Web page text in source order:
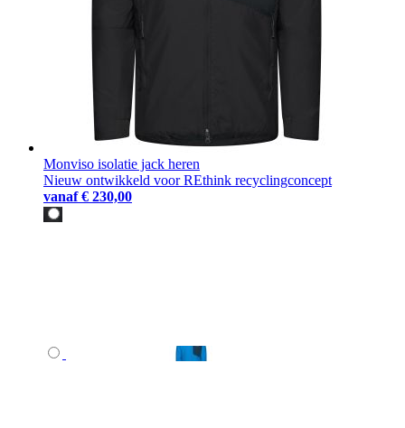
Monviso isolatie jack heren
Nieuw ontwikkeld voor REthink recyclingconcept
vanaf € 230,00